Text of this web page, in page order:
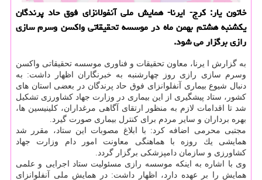
خاتون یار: كرج- ایرنا- همایش ملی آنفولانزای فوق حاد پرندگان
یكشنبه هشتم بهمن ماه در موسسه تحقیقاتی واكسن وسرم سازی
رازی برگزار می شود.
به گزارش ا یرنا، معاون تحقیقات و فناوری موسسه تحقیقاتی واكسن
وسرم سازی رازی روز چهارشنبه به خبرنگاران اظهار داشت: به
دنبال شیوع بیماری آنفلوانزای فوق حاد پرندگان در بعضی استان های
كشور، ستاد پیشگیری از این بیماری در وزارت جهاد كشاورزی تشكیل
شد تا اقدامات لازم به منظور ارتقای آگاهی مرغداران، كلینیسین ها،
بهره برداران و سایر مردم برای كنترل بیماری صورت گیرد.
مجتبی محرمی اضافه كرد: با ابلاغ مصوبات این ستاد، مقرر شد
همایشی یك روزه با هماهنگی معاونت امور دام وزارت جهاد
كشاورزی و سازمان دامپزشكی برگزار گردد.
وی با اشاره به اینكه موسسه رازی مسئولیت ستاد اجرایی و علمی
همایش را بر عهده دارد، اظهار داشت: در همایش ملی آنفلوانزای